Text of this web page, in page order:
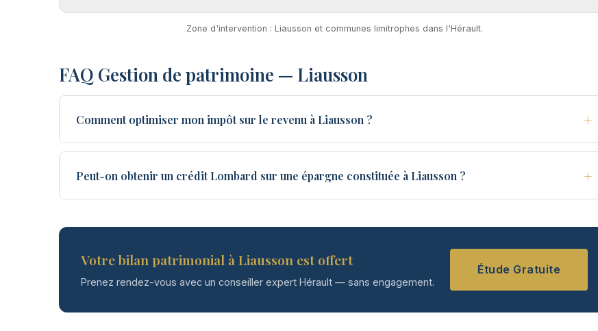
Zone d'intervention : Liausson et communes limitrophes dans l'Hérault.
FAQ Gestion de patrimoine — Liausson
Comment optimiser mon impôt sur le revenu à Liausson ? +
Peut-on obtenir un crédit Lombard sur une épargne constituée à Liausson ? +
Votre bilan patrimonial à Liausson est offert
Prenez rendez-vous avec un conseiller expert Hérault — sans engagement.
Étude Gratuite